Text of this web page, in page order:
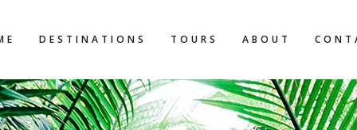
DESTINATIONS TOURS ABOUT